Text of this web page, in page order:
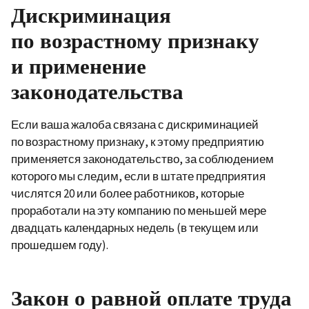
Дискриминация
по возрастному признаку
и применение
законодательства
Если ваша жалоба связана с дискриминацией
по возрастному признаку, к этому предприятию
применяется законодательство, за соблюдением
которого мы следим, если в штате предприятия
числятся 20 или более работников, которые
проработали на эту компанию по меньшей мере
двадцать календарных недель (в текущем или
прошедшем году).
Закон о равной оплате труда